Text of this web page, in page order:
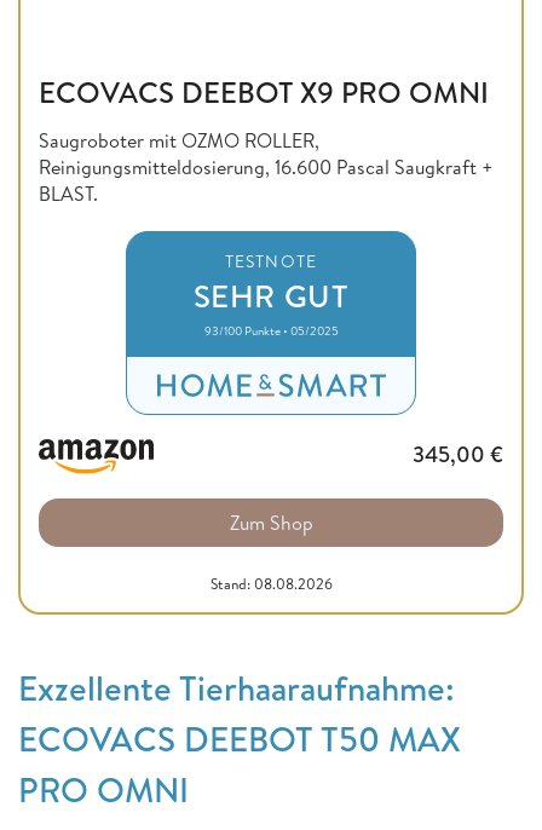
ECOVACS DEEBOT X9 PRO OMNI
Saugroboter mit OZMO ROLLER,
Reinigungsmitteldosierung, 16.600 Pascal Saugkraft +
BLAST.
TESTNOTE
SEHR GUT
93/100 Punkte • 05/2025
345,00 €
Zum Shop
Stand: 08.08.2026
Exzellente Tierhaaraufnahme:
ECOVACS DEEBOT T50 MAX
PRO OMNI